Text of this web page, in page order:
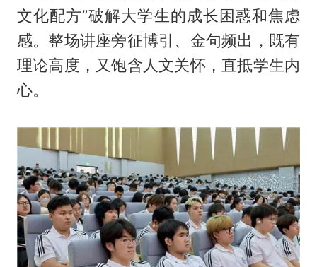
文化配方”破解大学生的成长困惑和焦虑
感。整场讲座旁征博引、金句频出，既有
理论高度，又饱含人文关怀，直抵学生内
心。